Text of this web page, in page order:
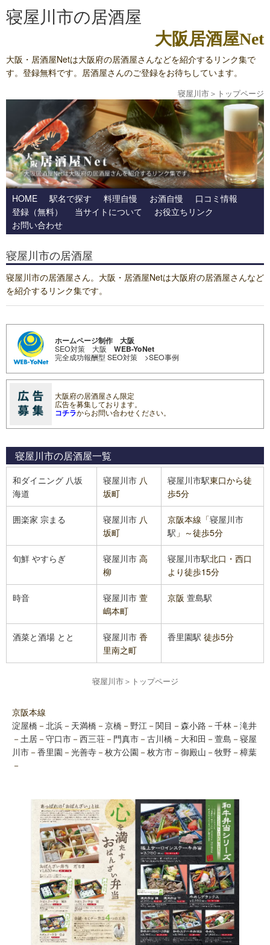
寝屋川市の居酒屋
大阪居酒屋Net
大阪・居酒屋Netは大阪府の居酒屋さんなどを紹介するリンク集で
す。登録無料です。居酒屋さんのご登録をお待ちしています。
寝屋川市＞ トップページ
HOME 駅名で探す 料理自慢 お酒自慢
口コミ情報
登録（無料）
当サイトについて
お役立ちリンク
お問い合わせ
寝屋川市の居酒屋
寝屋川市の居酒屋さん。大阪・居酒屋Netは大阪府の居酒屋さんなど
を紹介するリンク集です。
ホームページ制作 大阪
SEO対策 大阪 WEB-YoNet
完全成功報酬型 SEO対策 >SEO事例
大阪府の居酒屋さん限定
広告を募集しております。
コチラからお問い合わせください。
寝屋川市の居酒屋一覧
和ダイニング 八坂
海道
寝屋川市 八
坂町
寝屋川市駅東口から徒
歩5分
囲楽家 宗まる 寝屋川市 八
坂町
京阪本線「寝屋川市
駅 」～徒歩5分
旬鮮 やすらぎ 寝屋川市 高
柳
寝屋川市駅北口・西口
より徒歩15分
時音 寝屋川市 萱
嶋本町
京阪 萱島駅
酒菜と酒場 とと 寝屋川市 香
里南之町
香里園駅 徒歩5分
寝屋川市＞ トップページ
京阪本線
淀屋橋 － 北浜 － 天満橋 － 京橋 － 野江 － 関目 － 森小路 － 千林 － 滝井
－ 土居 － 守口市 － 西三荘 － 門真市 － 古川橋 － 大和田 － 萱島 － 寝屋
川市 － 香里園 － 光善寺 － 枚方公園 － 枚方市 － 御殿山 － 牧野 － 樟葉
－